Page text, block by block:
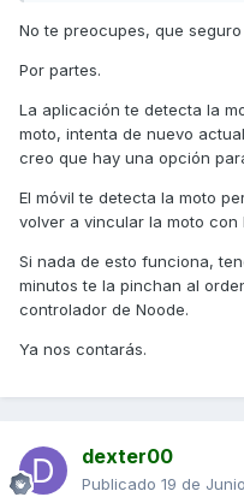
No te preocupes, que
Por partes.
La aplicación te detecta la
moto, intenta de nuevo
creo que hay una opción
El móvil te detecta la moto
volver a vincular la moto con
Si nada de esto funciona,
minutos te la pinchan al
controlador de Noode.
Ya nos contarás.
dexter00
Publicado 19 de